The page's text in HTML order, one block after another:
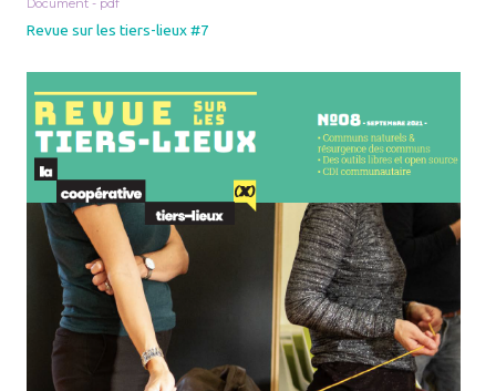
Revue sur les tiers-lieux #7